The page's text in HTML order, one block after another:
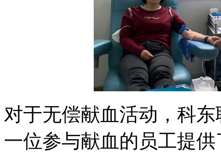
对于无偿献血活动，科
一位参与献血的员工提